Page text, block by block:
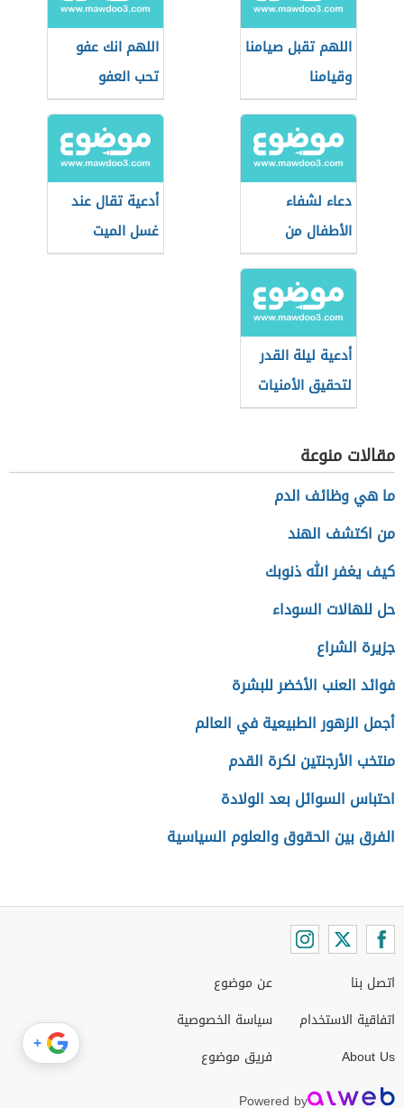
اللهم تقبل صيامنا
وقيامنا
اللهم انك عفو
تحب العفو
دعاء لشفاء
الأطفال من
المرض
أدعية تقال عند
غسل الميت
أدعية ليلة القدر
لتحقيق الأمنيات
مقالات منوعة
ما هي وظائف الدم
من اكتشف الهند
كيف يغفر الله ذنوبك
حل للهالات السوداء
جزيرة الشراع
فوائد العنب الأخضر للبشرة
أجمل الزهور الطبيعية في العالم
منتخب الأرجنتين لكرة القدم
احتباس السوائل بعد الولادة
الفرق بين الحقوق والعلوم السياسية
اتصل بنا
اتفاقية الاستخدام
About Us
عن موضوع
سياسة الخصوصية
فريق موضوع
Powered by
+